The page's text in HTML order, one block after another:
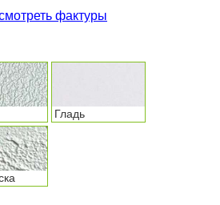
фактуры
Гладь